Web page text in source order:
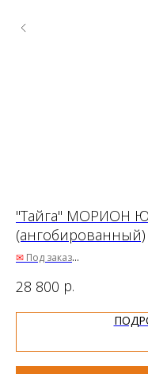
"Тайга" МОРИОН
(ангобированный)
✉ Под заказ
28 800 р.